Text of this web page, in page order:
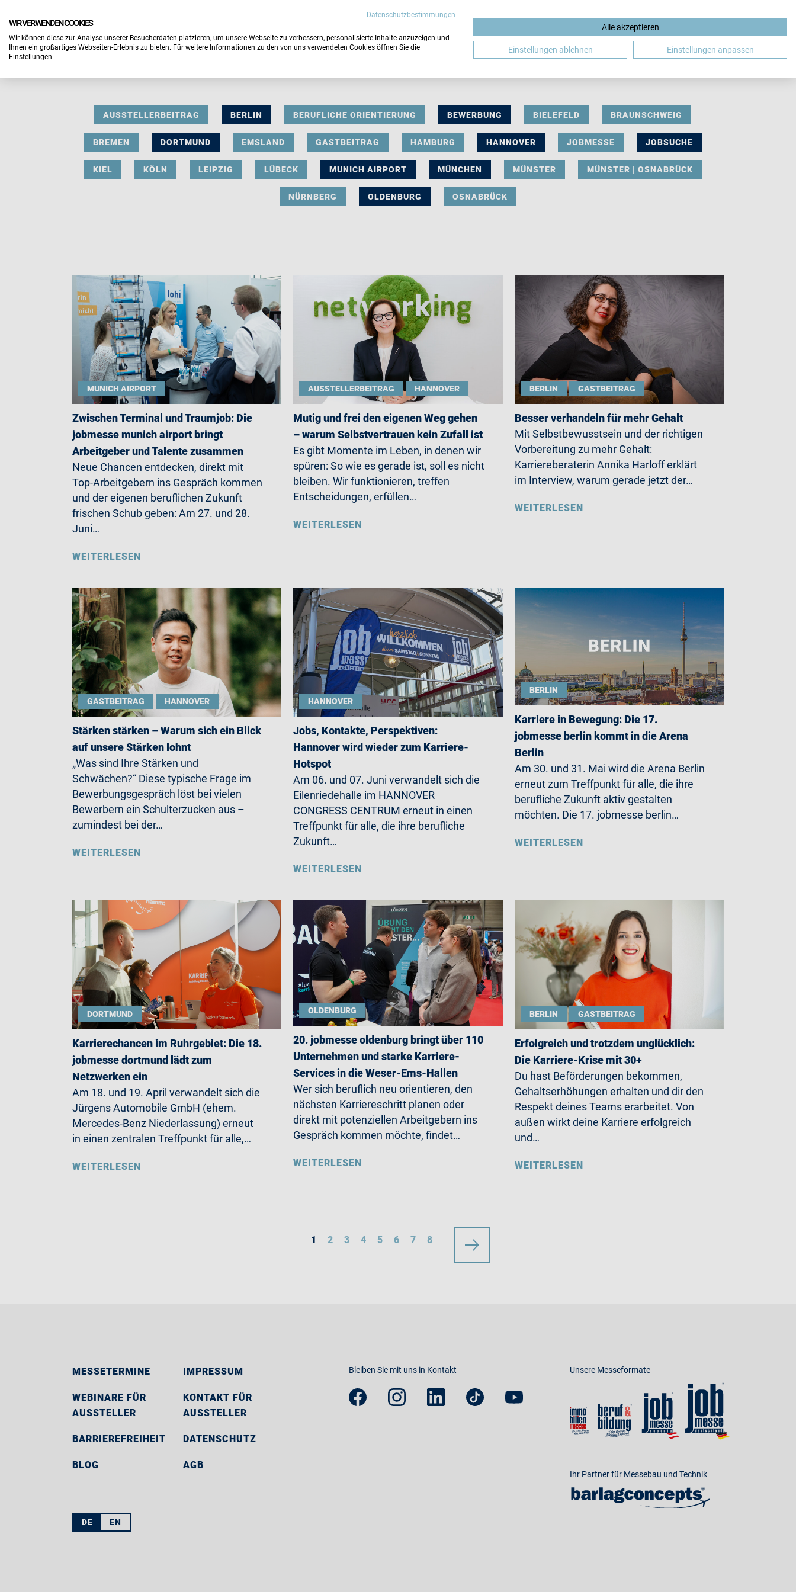
DE
AUSSTELLERBEITRAG BERLIN BERUFLICHE ORIENTIERUNG BEWERBUNG BIELEFELD BRAUNSCHWEIG
BREMEN DORTMUND EMSLAND GASTBEITRAG HAMBURG HANNOVER JOBMESSE JOBSUCHE
KIEL KÖLN LEIPZIG LÜBECK MUNICH AIRPORT MÜNCHEN MÜNSTER MÜNSTER | OSNABRÜCK
NÜRNBERG OLDENBURG OSNABRÜCK
MUNICH AIRPORT
Zwischen Terminal und Traumjob: Die
jobmesse munich airport bringt
Arbeitgeber und Talente zusammen
Neue Chancen entdecken, direkt mit
Top-Arbeitgebern ins Gespräch kommen
und der eigenen beruflichen Zukunft
frischen Schub geben: Am 27. und 28.
Juni…
WEITERLESEN
AUSSTELLERBEITRAG HANNOVER
Mutig und frei den eigenen Weg gehen
– warum Selbstvertrauen kein Zufall ist
Es gibt Momente im Leben, in denen wir
spüren: So wie es gerade ist, soll es nicht
bleiben. Wir funktionieren, treffen
Entscheidungen, erfüllen…
WEITERLESEN
BERLIN GASTBEITRAG
Besser verhandeln für mehr Gehalt
Mit Selbstbewusstsein und der richtigen
Vorbereitung zu mehr Gehalt:
Karriereberaterin Annika Harloff erklärt
im Interview, warum gerade jetzt der…
WEITERLESEN
GASTBEITRAG HANNOVER
Stärken stärken – Warum sich ein Blick
auf unsere Stärken lohnt
„Was sind Ihre Stärken und
Schwächen?“ Diese typische Frage im
Bewerbungsgespräch löst bei vielen
Bewerbern ein Schulterzucken aus –
zumindest bei der…
WEITERLESEN
HANNOVER
Jobs, Kontakte, Perspektiven:
Hannover wird wieder zum Karriere-
Hotspot
Am 06. und 07. Juni verwandelt sich die
Eilenriedehalle im HANNOVER
CONGRESS CENTRUM erneut in einen
Treffpunkt für alle, die ihre berufliche
Zukunft…
WEITERLESEN
BERLIN
Karriere in Bewegung: Die 17.
jobmesse berlin kommt in die Arena
Berlin
Am 30. und 31. Mai wird die Arena Berlin
erneut zum Treffpunkt für alle, die ihre
berufliche Zukunft aktiv gestalten
möchten. Die 17. jobmesse berlin…
WEITERLESEN
DORTMUND
Karrierechancen im Ruhrgebiet: Die 18.
jobmesse dortmund lädt zum
Netzwerken ein
Am 18. und 19. April verwandelt sich die
Jürgens Automobile GmbH (ehem.
Mercedes-Benz Niederlassung) erneut
in einen zentralen Treffpunkt für alle,…
WEITERLESEN
OLDENBURG
20. jobmesse oldenburg bringt über 110
Unternehmen und starke Karriere-
Services in die Weser-Ems-Hallen
Wer sich beruflich neu orientieren, den
nächsten Karriereschritt planen oder
direkt mit potenziellen Arbeitgebern ins
Gespräch kommen möchte, findet…
WEITERLESEN
BERLIN GASTBEITRAG
Erfolgreich und trotzdem unglücklich:
Die Karriere-Krise mit 30+
Du hast Beförderungen bekommen,
Gehaltserhöhungen erhalten und dir den
Respekt deines Teams erarbeitet. Von
außen wirkt deine Karriere erfolgreich
und…
WEITERLESEN
1 2 3 4 5 6 7 8
MESSETERMINE
WEBINARE FÜR
AUSSTELLER
BARRIEREFREIHEIT
BLOG
IMPRESSUM
KONTAKT FÜR
AUSSTELLER
DATENSCHUTZ
AGB
Bleiben Sie mit uns in Kontakt Unsere Messeformate
Ihr Partner für Messebau und Technik
DE EN
Datenschutzbestimmungen
WIR VERWENDEN COOKIES
Wir können diese zur Analyse unserer Besucherdaten platzieren, um unsere Webseite zu verbessern, personalisierte Inhalte anzuzeigen und
Ihnen ein großartiges Webseiten-Erlebnis zu bieten. Für weitere Informationen zu den von uns verwendeten Cookies öffnen Sie die
Einstellungen.
Alle akzeptieren
Einstellungen ablehnen Einstellungen anpassen